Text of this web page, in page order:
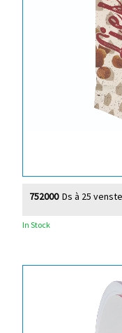
Ds à 25
752000
In Stock